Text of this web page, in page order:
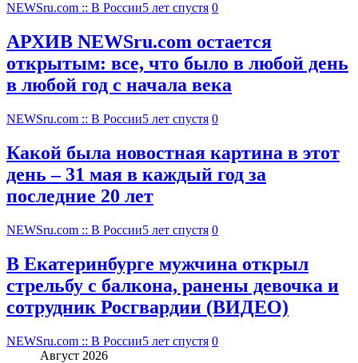
NEWSru.com :: В России5 лет спустя 0
АРХИВ NEWSru.com остается
открытым: все, что было в любой день
в любой год с начала века
NEWSru.com :: В России5 лет спустя 0
Какой была новостная картина в этот
день – 31 мая в каждый год за
последние 20 лет
NEWSru.com :: В России5 лет спустя 0
В Екатеринбурге мужчина открыл
стрельбу с балкона, ранены девочка и
сотрудник Росгвардии (ВИДЕО)
NEWSru.com :: В России5 лет спустя 0
Август 2026